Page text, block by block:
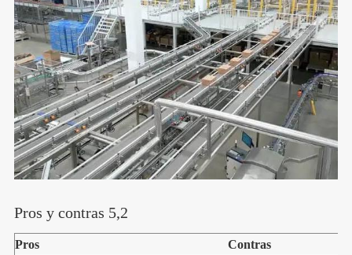
Pros y contras 5,2
Pros Contras